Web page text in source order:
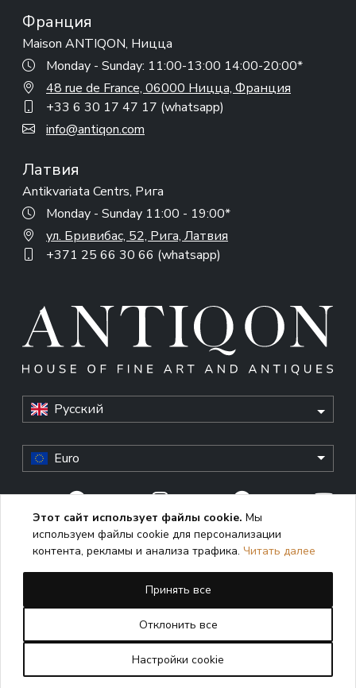
Франция
Maison ANTIQON, Ницца
Monday - Sunday: 11:00-13:00 14:00-20:00*
48 rue de France, 06000 Ницца, Франция
+33 6 30 17 47 17 (whatsapp)
info@antiqon.com
Латвия
Antikvariata Centrs, Рига
Monday - Sunday 11:00 - 19:00*
ул. Бривибас, 52, Рига, Латвия
+371 25 66 30 66 (whatsapp)
Русский
Euro
© Antiqon, 2026. All rights reserved. “Antiqon” and the
Antiqon logo are registered trademarks of Antiqonart.
Unauthorized use is strictly prohibited.
This website uses cookies to enhance user experience,
analyze performance, and ensure proper functioning. By
continuing to use this site, you consent to the use of cookies
in accordance with ourCookie Policy
Этот сайт использует файлы cookie. Мы
используем файлы cookie для персонализации
контента, рекламы и анализа трафика. Читать далее
Принять все
Отклонить все
Настройки cookie